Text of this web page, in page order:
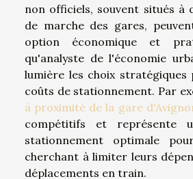
non officiels, souvent situés à
de marche des gares,
option économique et
qu'analyste de l'économie
lumière les choix stratégiques
coûts de stationnement. Par
à proximité de la gare
compétitifs et représente
stationnement optimale
cherchant à limiter leurs
déplacements en train.